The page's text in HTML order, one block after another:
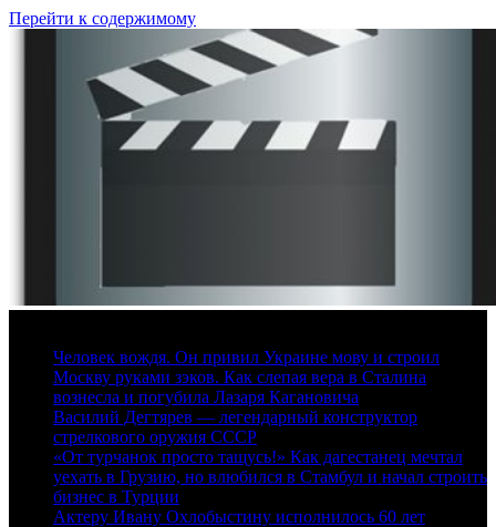
Перейти к содержимому
Человек вождя. Он привил Украине мову и строил
Москву руками зэков. Как слепая вера в Сталина
вознесла и погубила Лазаря Кагановича
Василий Дегтярев — легендарный конструктор
стрелкового оружия СССР
«От турчанок просто тащусь!» Как дагестанец мечтал
уехать в Грузию, но влюбился в Стамбул и начал строить
бизнес в Турции
Актеру Ивану Охлобыстину исполнилось 60 лет